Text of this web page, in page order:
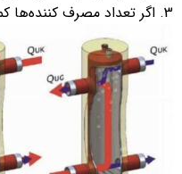
اگر تعداد مصرف کننده‌ها